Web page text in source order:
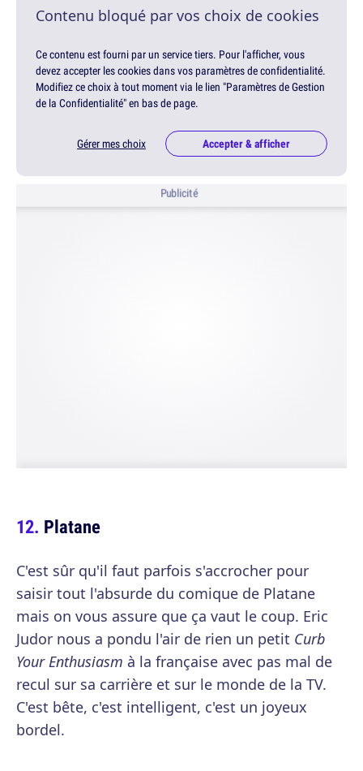
Contenu bloqué par vos choix de cookies
Ce contenu est fourni par un service tiers. Pour l'afficher, vous
devez accepter les cookies dans vos paramètres de confidentialité.
Modifiez ce choix à tout moment via le lien "Paramètres de Gestion
de la Confidentialité" en bas de page.
Gérer mes choix Accepter & afficher
Publicité
Platane
C'est sûr qu'il faut parfois s'accrocher pour
saisir tout l'absurde du comique de Platane
mais on vous assure que ça vaut le coup. Eric
Judor nous a pondu l'air de rien un petit Curb
Your Enthusiasm à la française avec pas mal de
recul sur sa carrière et sur le monde de la TV.
C'est bête, c'est intelligent, c'est un joyeux
bordel.